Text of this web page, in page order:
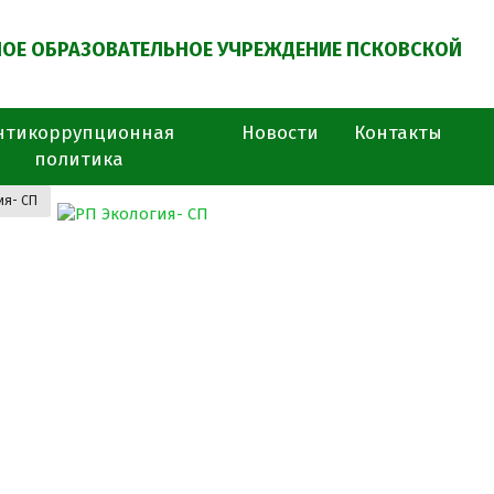
ОБРАЗОВАТЕЛЬНОЕ УЧРЕЖДЕНИЕ ПСКОВСКОЙ
политика
Новости Контакты
СП